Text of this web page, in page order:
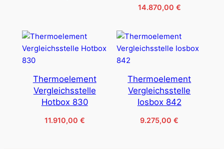
13.770,00 €
14.870,00 €
Thermoelement
Vergleichsstelle
Hotbox 830
11.910,00 €
Thermoelement
Vergleichsstelle
Iosbox 842
9.275,00€